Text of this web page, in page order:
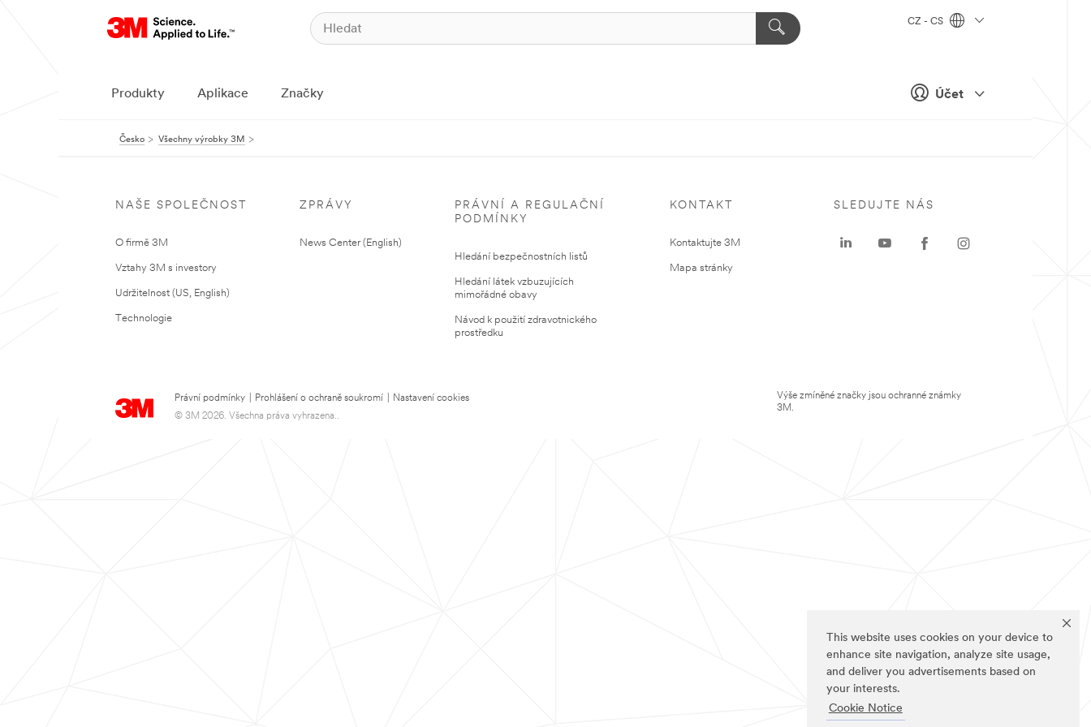
This website uses cookies on your device to
enhance site navigation, analyze site usage,
and deliver you advertisements based on
your interests.
Cookie Notice
Účet
CZ - CS
Produkty Aplikace Značky
Česko Všechny výrobky 3M
NAŠE SPOLEČNOST
O firmě 3M
Vztahy 3M s investory
Udržitelnost (US, English)
Technologie
ZPRÁVY
News Center (English)
PRÁVNÍ A REGULAČNÍ
PODMÍNKY
Hledání bezpečnostních listů
Hledání látek vzbuzujících
mimořádné obavy
Návod k použití zdravotnického
prostředku
KONTAKT
Kontaktujte 3M
Mapa stránky
Právní podmínky Prohlášení o ochraně soukromí
Nastavení cookies
© 3M 2026. Všechna práva vyhrazena..
SLEDUJTE NÁS
Výše zmíněné značky jsou ochranné známky
3M.